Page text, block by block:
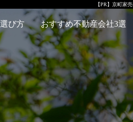
【PR】 京町家
び方 おすすめ不動産会社3選